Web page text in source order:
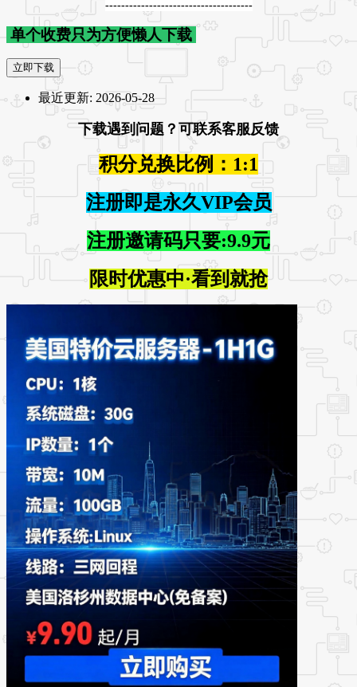
-------------------------------------
单个收费只为方便懒人下载
立即下载
最近更新: 2026-05-28
下载遇到问题？可联系客服反馈
积分兑换比例：1:1
注册即是永久VIP会员
注册邀请码只要:9.9元
限时优惠中·看到就抢